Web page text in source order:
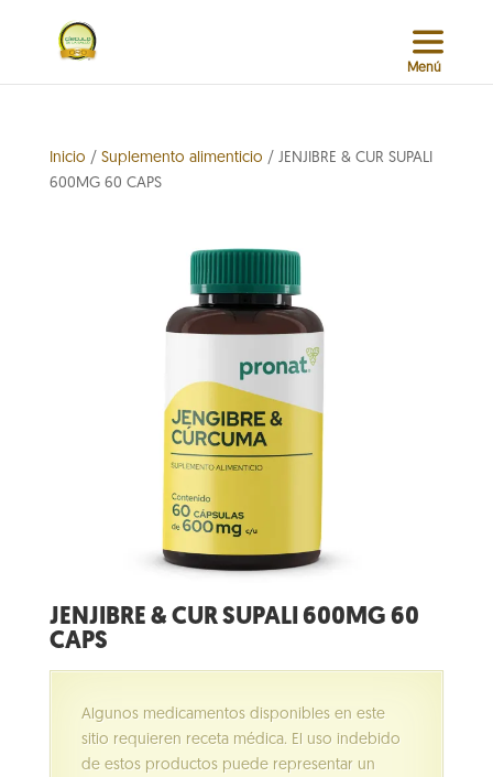
Inicio / Suplemento alimenticio / JENJIBRE & CUR SUPALI
600MG 60 CAPS
JENJIBRE & CUR SUPALI 600MG 60
CAPS
Algunos medicamentos disponibles en este
sitio requieren receta médica. El uso indebido
de estos productos puede representar un